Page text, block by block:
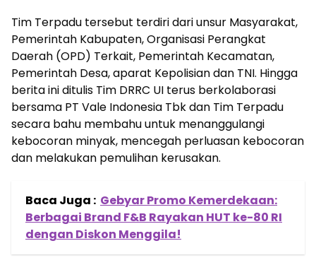
Tim Terpadu tersebut terdiri dari unsur Masyarakat,
Pemerintah Kabupaten, Organisasi Perangkat
Daerah (OPD) Terkait, Pemerintah Kecamatan,
Pemerintah Desa, aparat Kepolisian dan TNI. Hingga
berita ini ditulis Tim DRRC UI terus berkolaborasi
bersama PT Vale Indonesia Tbk dan Tim Terpadu
secara bahu membahu untuk menanggulangi
kebocoran minyak, mencegah perluasan kebocoran
dan melakukan pemulihan kerusakan.
Baca Juga : Gebyar Promo Kemerdekaan:
Berbagai Brand F&B Rayakan HUT ke-80 RI
dengan Diskon Menggila!